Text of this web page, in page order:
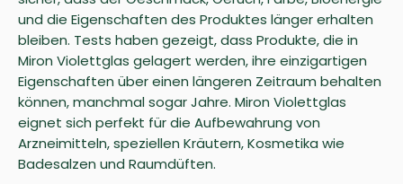
und die Eigenschaften des Produktes länger erhalten
bleiben. Tests haben gezeigt, dass Produkte, die in
Miron Violettglas gelagert werden, ihre einzigartigen
Eigenschaften über einen längeren Zeitraum behalten
können, manchmal sogar Jahre. Miron Violettglas
eignet sich perfekt für die Aufbewahrung von
Arzneimitteln, speziellen Kräutern, Kosmetika wie
Badesalzen und Raumdüften.